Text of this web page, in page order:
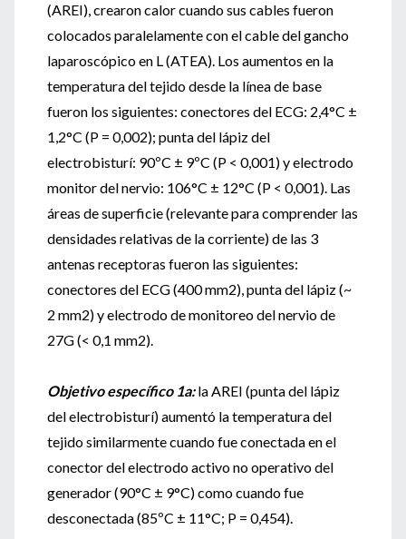
(AREI), crearon calor cuando sus cables fueron
colocados paralelamente con el cable del gancho
laparoscópico en L (ATEA). Los aumentos en la
temperatura del tejido desde la línea de base
fueron los siguientes: conectores del ECG: 2,4°C ±
1,2°C (P = 0,002); punta del lápiz del
electrobisturí: 90ºC ± 9ºC (P < 0,001) y electrodo
monitor del nervio: 106°C ± 12°C (P < 0,001). Las
áreas de superficie (relevante para comprender las
densidades relativas de la corriente) de las 3
antenas receptoras fueron las siguientes:
conectores del ECG (400 mm2), punta del lápiz (~
2 mm2) y electrodo de monitoreo del nervio de
27G (< 0,1 mm2).
Objetivo específico 1a:la AREI (punta del lápiz
del electrobisturí) aumentó la temperatura del
tejido similarmente cuando fue conectada en el
conector del electrodo activo no operativo del
generador (90°C ± 9°C) como cuando fue
desconectada (85ºC ± 11°C; P = 0,454).